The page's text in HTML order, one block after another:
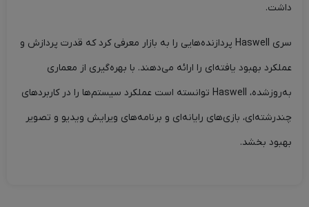
داشت.
سری Haswell پردازنده‌هایی را به بازار معرفی کرد که قدرت پردازش و
عملکرد بهبود یافته‌ای را ارائه می‌دهند. با بهره‌گیری از معماری
به‌روزشده، Haswell توانسته است عملکرد سیستم‌ها را در کاربردهای
چندرشته‌ای، بازی‌های رایانه‌ای و برنامه‌های ویرایش ویدیو و تصویر
بهبود بخشد.